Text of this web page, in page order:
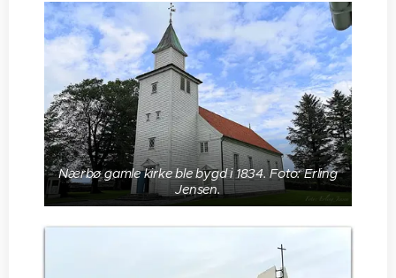
Nærbø gamle kirke ble bygd i 1834. Foto: Erling
Jensen.